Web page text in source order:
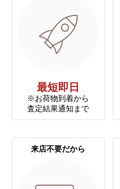
最短即日
※お荷物到着から
査定結果通知まで
来店不要だから